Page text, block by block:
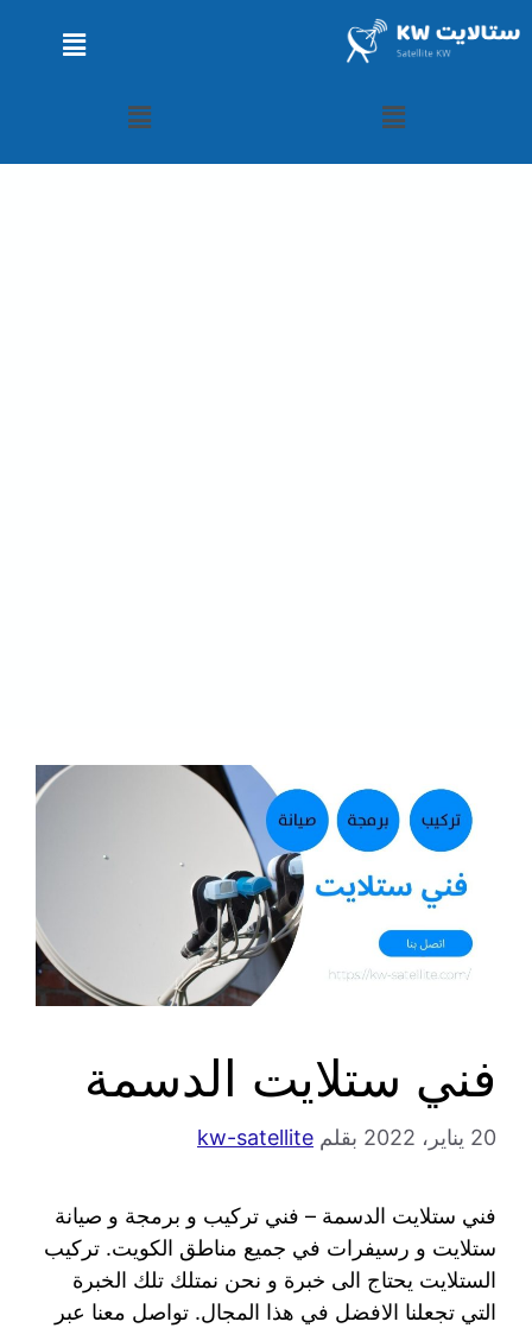
فني ستلايت الدسمة
20 يناير، 2022 بقلم kw-satellite
فني ستلايت الدسمة – فني تركيب و برمجة و صيانة
ستلايت و رسيفرات في جميع مناطق الكويت. تركيب
الستلايت يحتاج الى خبرة و نحن نمتلك تلك الخبرة
التي تجعلنا الافضل في هذا المجال. تواصل معنا عبر